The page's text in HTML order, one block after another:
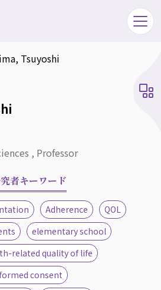
Tsuyoshi
, Professor
者キーワード
Adherence
QOL
elementary school
related quality of life
consent